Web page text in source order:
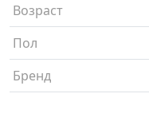
Возраст
Пол
Бренд